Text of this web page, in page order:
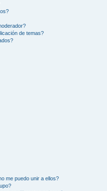
de temas?
me puedo unir a ellos?